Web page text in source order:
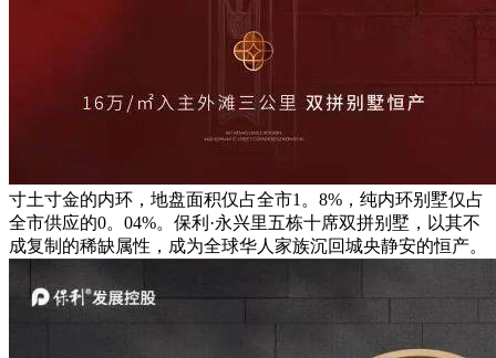
寸土寸金的内环，地盘面积仅占全市1。8%，纯内环别墅仅占
全市供应的0。04%。保利·永兴里五栋十席双拼别墅，以其不
成复制的稀缺属性，成为全球华人家族沉回城央静安的恒产。